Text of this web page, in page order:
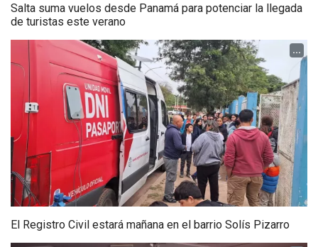
Salta suma vuelos desde Panamá para potenciar la llegada
de turistas este verano
...
El Registro Civil estará mañana en el barrio Solís Pizarro